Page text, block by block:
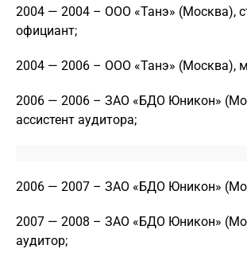
2004 — 2004 – ООО «Танэ» (Москва),
официант;
2004 — 2006 – ООО «Танэ» (Москва),
2006 — 2006 – ЗАО «БДО Юникон»
ассистент аудитора;
2006 — 2007 – ЗАО «БДО Юникон»
2007 — 2008 – ЗАО «БДО Юникон»
аудитор;